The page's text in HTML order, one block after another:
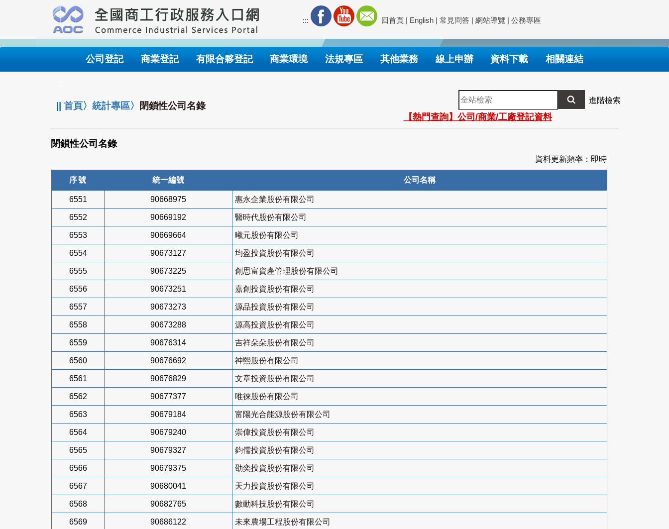
要
內
::: 回首頁 | English | 常見問答 | 網站導覽 | 公務專區
公司登記 商業登記 有限合夥登記 商業環境 法規專區 其他業務 線上申辦 資料下載 相關連結
||首頁〉統計專區〉 閉鎖性公司名錄
全
站
檢
索
進階檢索
【熱門查詢】公司/商業/工廠登記資料
閉鎖性公司名錄
資料更新頻率：即時
序號 統一編號 公司名稱
6551 90668975 惠永企業股份有限公司
6552 90669192 醫時代股份有限公司
6553 90669664 曦元股份有限公司
6554 90673127 均盈投資股份有限公司
6555 90673225 創思富資產管理股份有限公司
6556 90673251 嘉創投資股份有限公司
6557 90673273 源品投資股份有限公司
6558 90673288 源高投資股份有限公司
6559 90676314 吉祥朵朵股份有限公司
6560 90676692 神熙股份有限公司
6561 90676829 文章投資股份有限公司
6562 90677377 唯徠股份有限公司
6563 90679184 富陽光合能源股份有限公司
6564 90679240 崇偉投資股份有限公司
6565 90679327 鈞儒投資股份有限公司
6566 90679375 劭奕投資股份有限公司
6567 90680041 天力投資股份有限公司
6568 90682765 數動科技股份有限公司
6569 90686122 未來農場工程股份有限公司